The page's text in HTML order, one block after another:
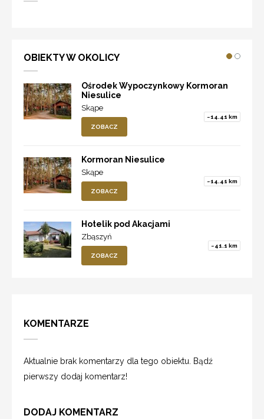
OBIEKTY W OKOLICY
Ośrodek Wypoczynkowy Kormoran
Niesulice
Skąpe
~14.41 km
ZOBACZ
Kormoran Niesulice
Skąpe
~14.41 km
ZOBACZ
Hotelik pod Akacjami
Zbąszyń
~41.1 km
ZOBACZ
KOMENTARZE
Aktualnie brak komentarzy dla tego obiektu. Bądź
pierwszy dodaj komentarz!
DODAJ KOMENTARZ